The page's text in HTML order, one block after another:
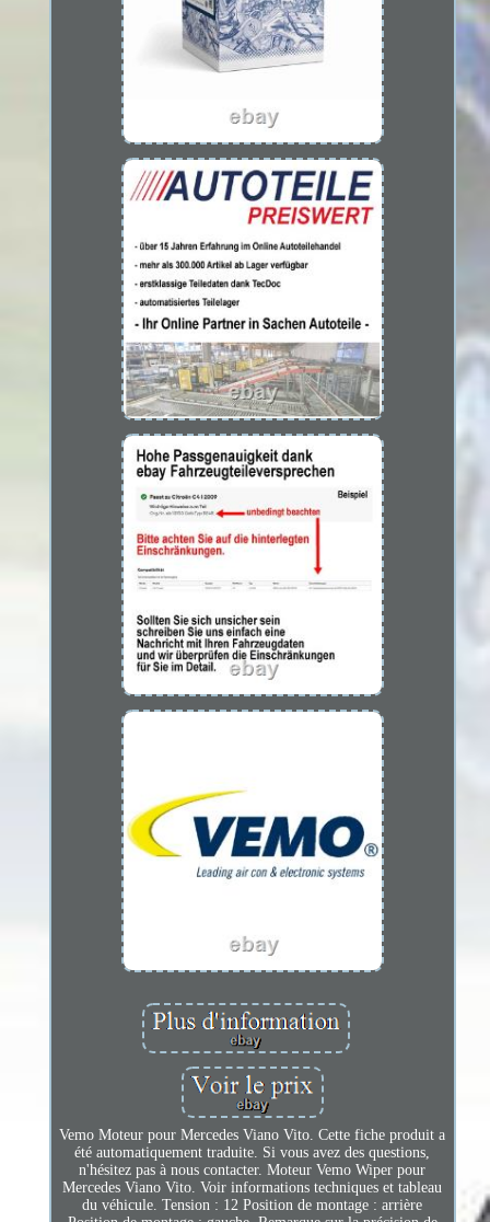
Vemo Moteur pour Mercedes Viano Vito. Cette fiche produit a
été automatiquement traduite. Si vous avez des questions,
n'hésitez pas à nous contacter. Moteur Vemo Wiper pour
Mercedes Viano Vito. Voir informations techniques et tableau
du véhicule. Tension : 12 Position de montage : arrière